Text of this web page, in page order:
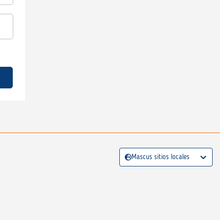
Mascus sitios locales